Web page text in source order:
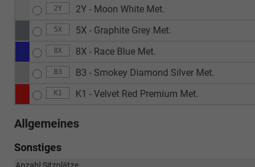
2Y 2Y - Moon White Met.
5X 5X - Graphite Grey Met.
8X 8X - Race Blue Met.
B3 B3 - Smokey Diamond Silver Met.
K1 K1 - Velvet Red Premium Met.
Allgemeines
Sonstiges